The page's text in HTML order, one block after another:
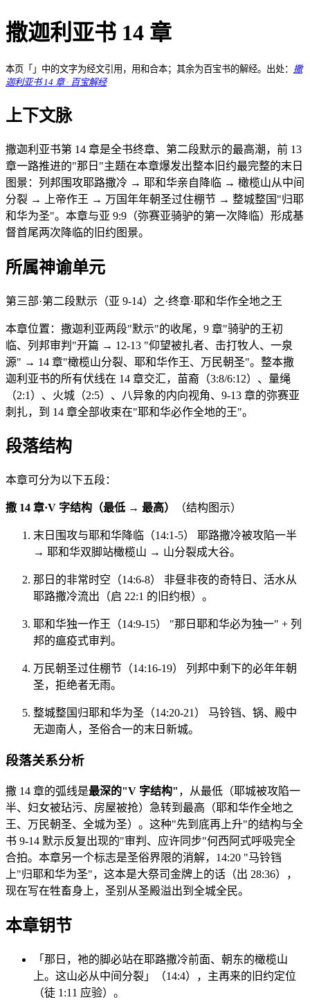
撒迦利亚书 14 章
本页「」中的文字为经文引用，用和合本；其余为百宝书的解经。出处： 撒
迦利亚书 14 章 · 百宝解经
上下文脉
撒迦利亚书第 14 章是全书终章、第二段默示的最高潮，前 13
章一路推进的"那日"主题在本章爆发出整本旧约最完整的末日
图景：列邦围攻耶路撒冷 → 耶和华亲自降临 → 橄榄山从中间
分裂 → 上帝作王 → 万国年年朝圣过住棚节 → 整城整国"归耶
和华为圣"。本章与亚 9:9（弥赛亚骑驴的第一次降临）形成基
督首尾两次降临的旧约图景。
所属神谕单元
第三部·第二段默示（亚 9-14）之·终章·耶和华作全地之王
本章位置：撒迦利亚两段"默示"的收尾，9 章"骑驴的王初
临、列邦审判"开篇 → 12-13 "仰望被扎者、击打牧人、一泉
源" → 14 章"橄榄山分裂、耶和华作王、万民朝圣"。整本撒
迦利亚书的所有伏线在 14 章交汇，苗裔（3:8/6:12）、量绳
（2:1）、火城（2:5）、八异象的内向视角、9-13 章的弥赛亚
刺扎，到 14 章全部收束在"耶和华必作全地的王"。
段落结构
本章可分为以下五段：
撒 14 章·V 字结构（最低 → 最高） （结构图示）
末日围攻与耶和华降临（14:1-5） 耶路撒冷被攻陷一半
→ 耶和华双脚站橄榄山 → 山分裂成大谷。
那日的非常时空（14:6-8） 非昼非夜的奇特日、活水从
耶路撒冷流出（启 22:1 的旧约根）。
耶和华独一作王（14:9-15） "那日耶和华必为独一" + 列
邦的瘟疫式审判。
万民朝圣过住棚节（14:16-19） 列邦中剩下的必年年朝
圣，拒绝者无雨。
整城整国归耶和华为圣（14:20-21） 马铃铛、锅、殿中
无迦南人，圣俗合一的末日新城。
段落关系分析
撒 14 章的弧线是最深的"V 字结构" ，从最低（耶城被攻陷一
半、妇女被玷污、房屋被抢）急转到最高（耶和华作全地之
王、万民朝圣、全城为圣）。这种"先到底再上升"的结构与全
书 9-14 默示反复出现的"审判、应许同步"何西阿式呼吸完全
合拍。本章另一个标志是圣俗界限的消解，14:20 "马铃铛
上"归耶和华为圣"，这本是大祭司金牌上的话（出 28:36），
现在写在牲畜身上，圣别从圣殿溢出到全城全民。
本章钥节
「那日，祂的脚必站在耶路撒冷前面、朝东的橄榄山
上。这山必从中间分裂」（14:4），主再来的旧约定位
（徒 1:11 应验）。